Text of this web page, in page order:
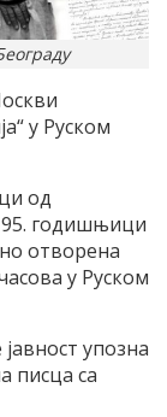
у Руском
од
годишњици
отворена
у Руском
упозна
писца са